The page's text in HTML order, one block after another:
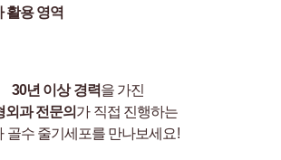
활용 영역
30년 이상 경력을 가진
외과 전문의 가 직접 진행하는
골수 줄기세포를 만나보세요!